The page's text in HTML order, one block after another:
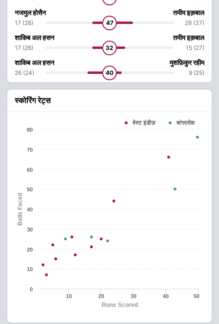
नजमुल होसैन
17 (26) 47
तमीम इक़बाल
28 (37)
शाकिब अल हसन
17 (26) 32
तमीम इक़बाल
15 (27)
शाकिब अल हसन
26 (24) 40
मुशफ़िकुर रहीम
9 (25)
स्कोरिंग रेट्स
Runs Scored
Balls Faced
वेस्ट इंडीज़ बांग्लादेश
10 20 30 40 50
0
10
20
30
40
50
60
70
80